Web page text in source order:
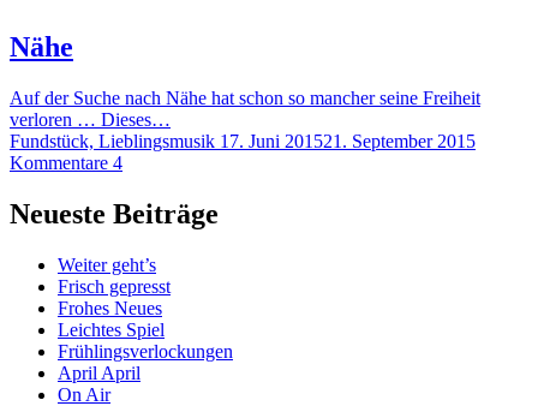
Nähe
Auf der Suche nach Nähe hat schon so mancher seine Freiheit
verloren … Dieses…
Fundstück, Lieblingsmusik 17. Juni 201521. September 2015
Kommentare 4
Neueste Beiträge
Weiter geht’s
Frisch gepresst
Frohes Neues
Leichtes Spiel
Frühlingsverlockungen
April April
On Air